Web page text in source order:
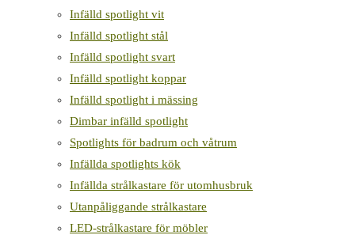
Infälld spotlight vit
Infälld spotlight stål
Infälld spotlight svart
Infälld spotlight koppar
Infälld spotlight i mässing
Dimbar infälld spotlight
Spotlights för badrum och våtrum
Infällda spotlights kök
Infällda strålkastare för utomhusbruk
Utanpåliggande strålkastare
LED-strålkastare för möbler